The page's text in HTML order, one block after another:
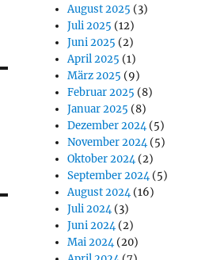
August 2025 (3)
Juli 2025 (12)
Juni 2025 (2)
April 2025 (1)
März 2025 (9)
Februar 2025 (8)
Januar 2025 (8)
Dezember 2024(5)
November 2024(5)
Oktober 2024(2)
September 2024(5)
August 2024(16)
Juli 2024(3)
Juni 2024(2)
Mai 2024(20)